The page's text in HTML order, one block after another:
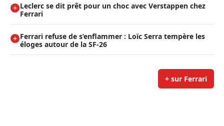
Leclerc se dit prêt pour un choc avec Verstappen chez
Ferrari
Ferrari refuse de s’enflammer : Loïc Serra tempère les
éloges autour de la SF-26
+ sur Ferrari